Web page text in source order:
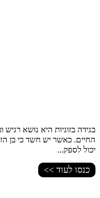
בגידה בזוגיות היא נושא
החיים. כאשר יש חשד כי בן
יכול לספק...
כנסו לעוד >>